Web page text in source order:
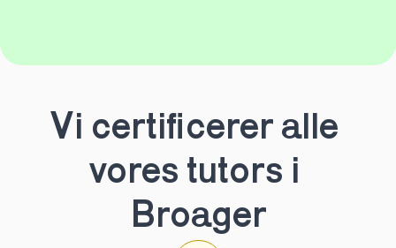
Vi certificerer alle
vores tutors i
Broager